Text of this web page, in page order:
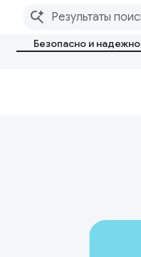
Безопасно и надежно